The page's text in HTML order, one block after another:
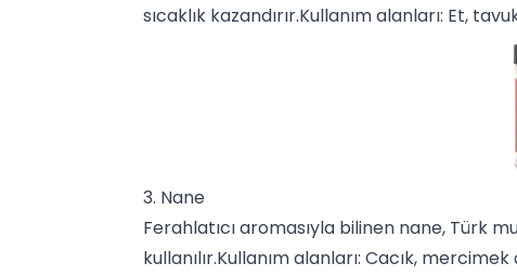
sıcaklık kazandırır.Kullanım alanları: Et,
3. Nane
Ferahlatıcı aromasıyla bilinen nane, Türk
kullanılır.Kullanım alanları: Cacık, mercimek